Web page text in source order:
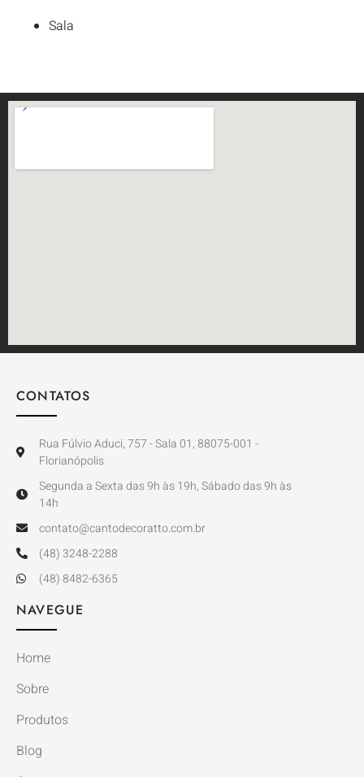
Sala
CONTATOS
Rua Fúlvio Aduci, 757 - Sala 01, 88075-001 -
Florianópolis
Segunda a Sexta das 9h às 19h, Sábado das 9h às
14h
contato@cantodecoratto.com.br
(48) 3248-2288
(48) 8482-6365
NAVEGUE
Home
Sobre
Produtos
Blog